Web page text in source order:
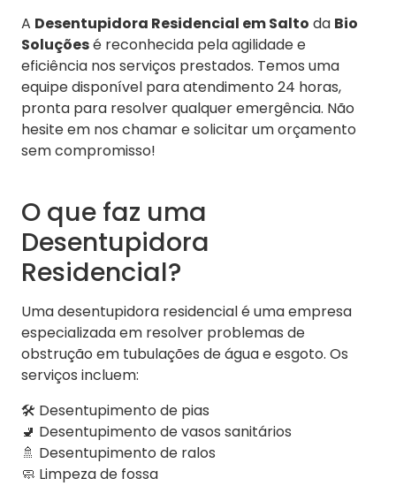
A Desentupidora Residencial em Salto da Bio
Soluçõesé reconhecida pela agilidade e
eficiência nos serviços prestados. Temos uma
equipe disponível para atendimento 24 horas,
pronta para resolver qualquer emergência. Não
hesite em nos chamar e solicitar um orçamento
sem compromisso!
O que faz uma
Desentupidora
Residencial?
Uma desentupidora residencial é uma empresa
especializada em resolver problemas de
obstrução em tubulações de água e esgoto. Os
serviços incluem:
🛠️ Desentupimento de pias
🚽 Desentupimento de vasos sanitários
🚿 Desentupimento de ralos
🧼 Limpeza de fossa